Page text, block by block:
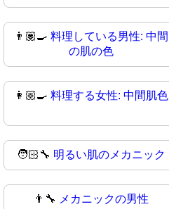
👨🏽‍🍳料理している男性: 中間
の肌の色
👩🏼‍🍳料理する女性: 中間肌色
🧑🏻‍🔧 明るい肌のメカニック
👨‍🔧 メカニックの男性